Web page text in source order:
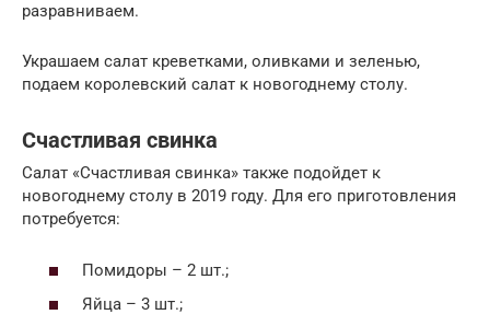
разравниваем.
Украшаем салат креветками, оливками и зеленью,
подаем королевский салат к новогоднему столу.
Счастливая свинка
Салат «Счастливая свинка» также подойдет к
новогоднему столу в 2019 году. Для его приготовления
потребуется:
Помидоры – 2 шт.;
Яйца – 3 шт.;